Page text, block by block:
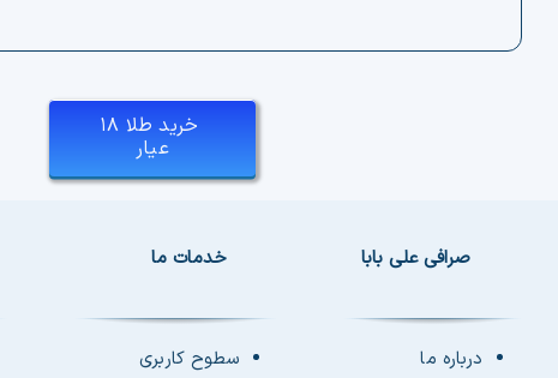
خرید طلا ۱۸
عیار
صرافی علی بابا
درباره ما
خدمات ما
سطوح کاربری